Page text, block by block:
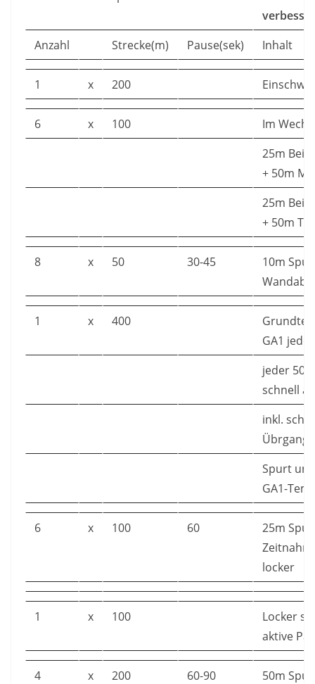
Anzahl
Strecke(m) Pause(sek) Inhalt
1 x 200
6 x 100
Im
25m
+ 50m
25m
+ 50m TÜ
8 x 50 30-45
10m
1 x 400
GA1
jeder
schnell
inkl.
Übrgang
Spurt
GA1-
6 x 100 60
25m
locker
1 x 100
Locker
aktive
4 x 200 60-90
50m